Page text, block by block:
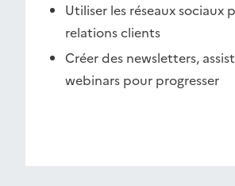
Utiliser les réseaux sociaux
relations clients
Créer des newsletters,
webinars pour progresser